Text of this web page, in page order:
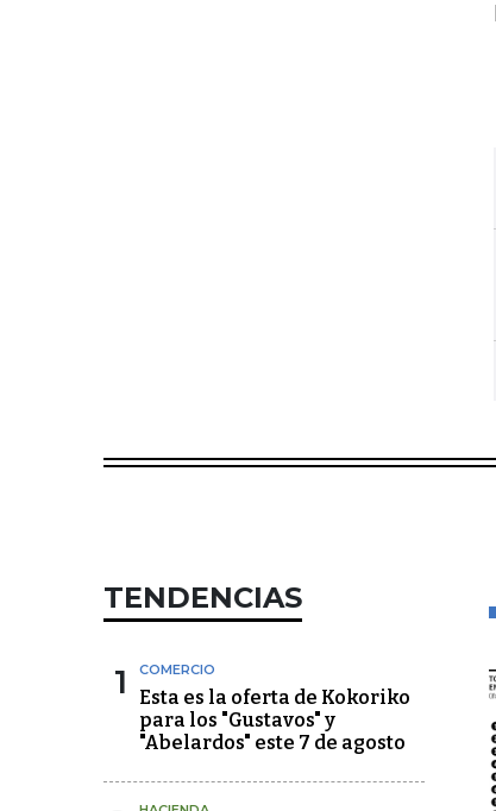
TENDENCIAS
1 COMERCIO
Esta es la oferta de Kokoriko
para los "Gustavos" y
"Abelardos" este 7 de agosto